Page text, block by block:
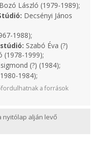
Bozó László (1979-1989);
Decsényi János
1988);
Szabó Éva (?)
(1978-1999);
(?) (1984);
1984);
a források
nyitólap alján levő